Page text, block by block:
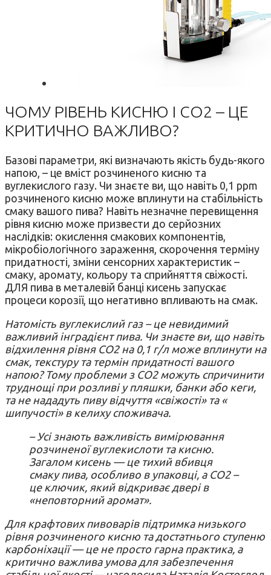
ЧОМУ РІВЕНЬ КИСНЮ І CO2 – ЦЕ
КРИТИЧНО ВАЖЛИВО?
Базові параметри, які визначають якість будь-якого
напою, – це вміст розчиненого кисню та
вуглекислого газу. Чи знаєте ви, що навіть 0,1 ppm
розчиненого кисню може вплинути на стабільність
смаку вашого пива? Навіть незначне перевищення
рівня кисню може призвести до серйозних
наслідків: окислення смакових компонентів,
мікробіологічного зараження, скорочення терміну
придатності, зміни сенсорних характеристик –
смаку, аромату, кольору та сприйняття свіжості.
ДЛЯ пива в металевій банці кисень запускає
процеси корозії, що негативно впливають на смак.
Натомість вуглекислий газ – це невидимий
важливий інградієнт пива. Чи знаєте ви, що навіть
відхилення рівня CO2 на 0,1 г/л може вплинути на
смак, текстуру та термін придатності вашого
напою? Тому проблеми з CO2 можуть спричинити
труднощі при розливі у пляшки, банки або кеги,
та не нададуть пиву відчуття «свіжості» та «
шипучості» в келиху споживача.
– Усі знають важливість вимірювання
розчиненої вуглекислоти та кисню.
Загалом кисень — це тихий вбивця
смаку пива, особливо в упаковці, а СО2 –
це ключик, який відкриває двері в
«неповторний аромат».
Для крафтових пивоварів підтримка низького
рівня розчиненого кисню та достатнього ступеню
карбоніхації — це не просто гарна практика, а
критично важлива умова для забезпечення